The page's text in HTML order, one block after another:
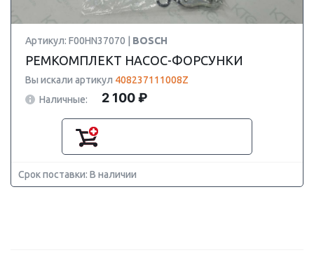
Артикул: F00HN37070 | BOSCH
РЕМКОМПЛЕКТ НАСОС-ФОРСУНКИ
Вы искали артикул 408237111008Z
Наличные:
2 100 ₽
Срок поставки: В наличии